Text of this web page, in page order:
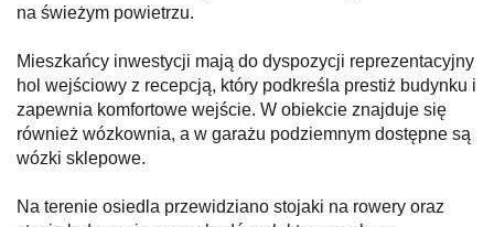
na świeżym powietrzu.
Mieszkańcy inwestycji mają do dyspozycji reprezentacyjny
hol wejściowy z recepcją, który podkreśla prestiż budynku i
zapewnia komfortowe wejście. W obiekcie znajduje się
również wózkownia, a w garażu podziemnym dostępne są
wózki sklepowe.
Na terenie osiedla przewidziano stojaki na rowery oraz